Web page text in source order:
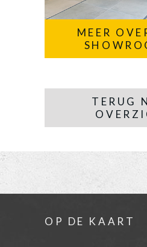
MEER
TERUG
OP DE KAART